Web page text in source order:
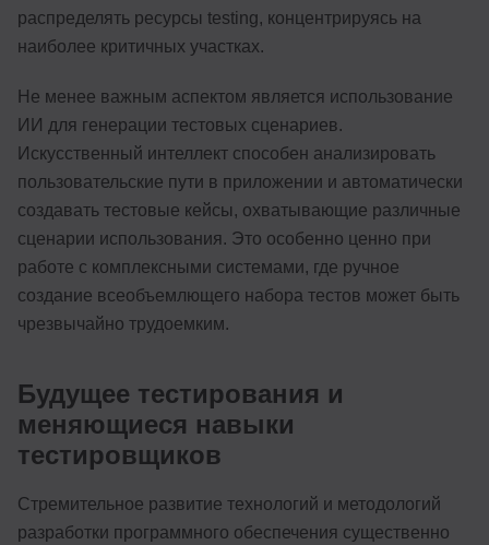
распределять ресурсы testing, концентрируясь на
наиболее критичных участках.
Не менее важным аспектом является использование
ИИ для генерации тестовых сценариев.
Искусственный интеллект способен анализировать
пользовательские пути в приложении и автоматически
создавать тестовые кейсы, охватывающие различные
сценарии использования. Это особенно ценно при
работе с комплексными системами, где ручное
создание всеобъемлющего набора тестов может быть
чрезвычайно трудоемким.
Будущее тестирования и
меняющиеся навыки
тестировщиков
Стремительное развитие технологий и методологий
разработки программного обеспечения существенно